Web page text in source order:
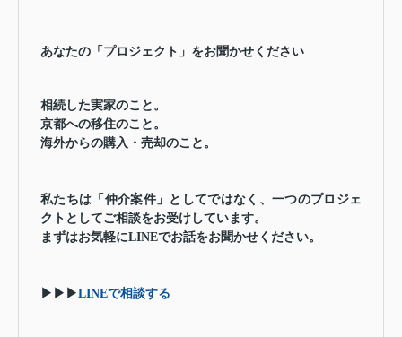
あなたの「プロジェクト」をお聞かせください
相続した実家のこと。
京都への移住のこと。
海外からの購入・売却のこと。
私たちは「仲介案件」としてではなく、一つのプロジェ
クトとしてご相談をお受けしています。
まずはお気軽にLINEでお話をお聞かせください。
▶▶▶LINEで相談する